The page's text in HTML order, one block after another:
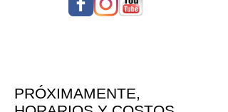
PRÓXIMAMENTE,